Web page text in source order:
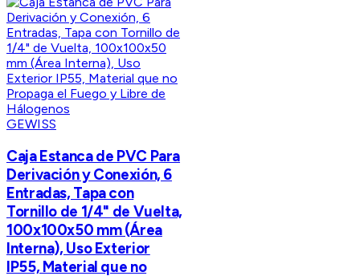
GEWISS
Caja Estanca de PVC Para
Derivación y Conexión, 6
Entradas, Tapa con
Tornillo de 1/4" de Vuelta,
100x100x50 mm (Área
Interna), Uso Exterior
IP55, Material que no